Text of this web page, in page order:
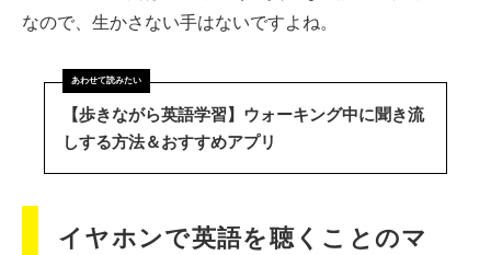
なので、生かさない手はないですよね。
【歩きながら英語学習】ウォーキング中に聞き流
しする方法＆おすすめアプリ
イヤホンで英語を聴くことのマ